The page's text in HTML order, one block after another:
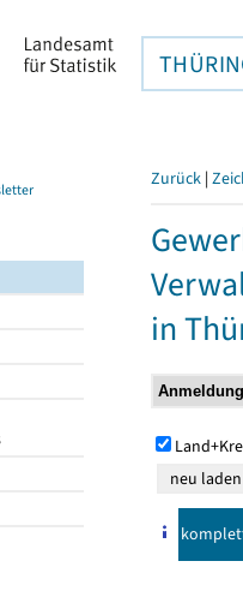
Zurück |
in